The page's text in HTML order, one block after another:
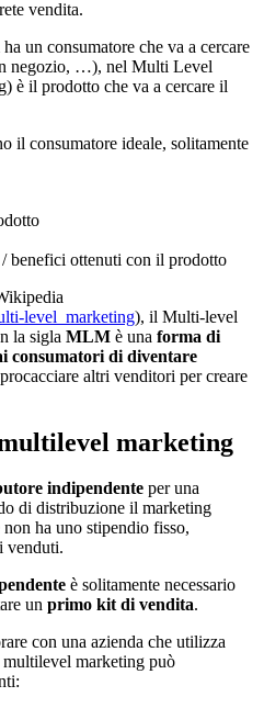
vendita.
un consumatore che va a cercare
negozio, …), nel Multi Level
è il prodotto che va a cercare il
il consumatore ideale, solitamente
benefici ottenuti con il prodotto
level_marketing), il Multi-level
la sigla MLM è una forma di
consumatori di diventare
altri venditori per creare
marketing
indipendente per una
di distribuzione il marketing
ha uno stipendio fisso,
venduti.
è solitamente necessario
un primo kit di vendita.
con una azienda che utilizza
marketing può